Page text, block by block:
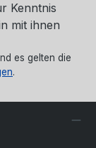
Kenntnis
mit ihnen
es gelten die
.